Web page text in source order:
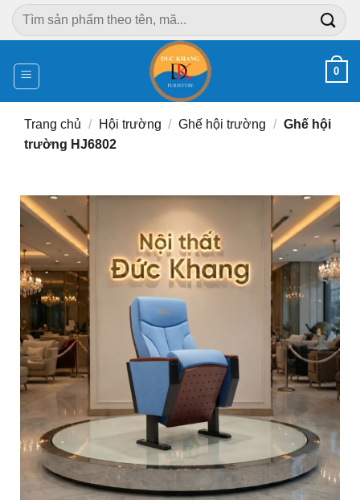
Chuyển
đến
dung
Tìm
kiếm:
0
Trang chủ / Hội trường / Ghế hội trường / Ghế hội
trường HJ6802